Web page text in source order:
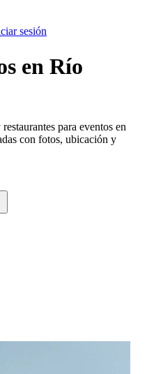
sesión
en Río
para eventos en
con fotos, ubicación y